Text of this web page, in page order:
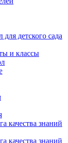
детского сада
и классы
качества знаний
качества знаний